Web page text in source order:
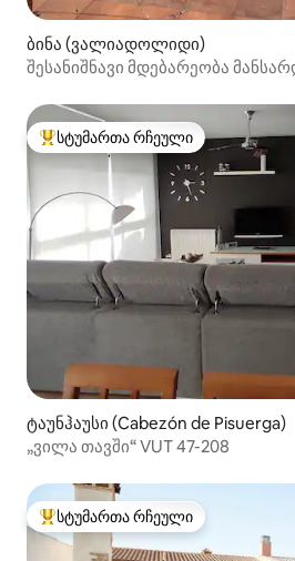
ბინა (ვალიადოლიდი)
შესანიშნავი მდებარეობა
სტუმართა რჩეული მოწინავე
სტუმართა რჩეული
ტაუნჰაუსი (Cabezón de Pisuerga)
„ვილა თავში“ VUT 47-208
სტუმართა რჩეული მოწინავე
სტუმართა რჩეული